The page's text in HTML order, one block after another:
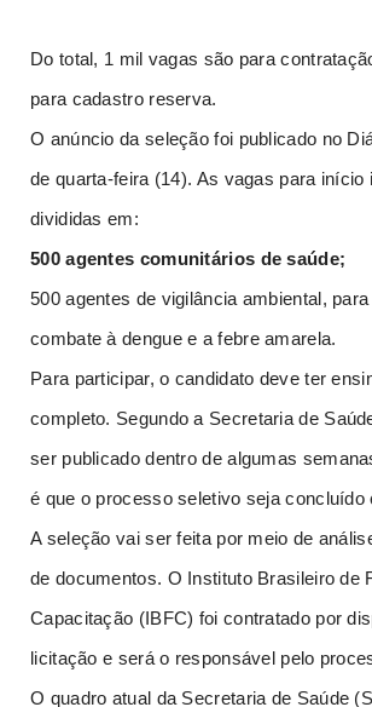
Do total, 1 mil vagas são para
para cadastro reserva.
O anúncio da seleção foi publicado no
de quarta-feira (14). As vagas para início
divididas em:
500 agentes comunitários de saúde;
500 agentes de vigilância ambiental,
combate à dengue e a febre amarela.
Para participar, o candidato deve ter
completo. Segundo a Secretaria de
ser publicado dentro de algumas
é que o processo seletivo seja concluído
A seleção vai ser feita por meio de
de documentos. O Instituto Brasileiro de
Capacitação (IBFC) foi contratado por
licitação e será o responsável pelo
O quadro atual da Secretaria de Saúde